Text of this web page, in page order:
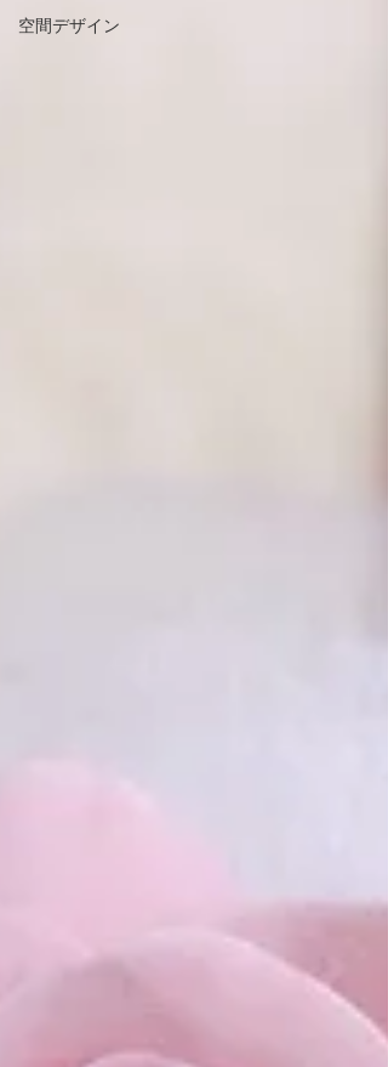
空間デザイン